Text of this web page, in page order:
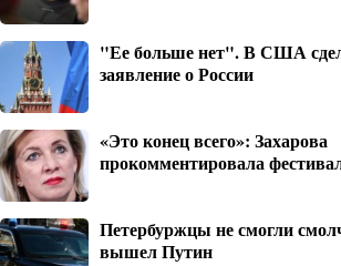
"Ее больше нет". В США
заявление о России
«Это конец всего»: Захарова
прокомментировала
Петербуржцы не смогли
вышел Путин